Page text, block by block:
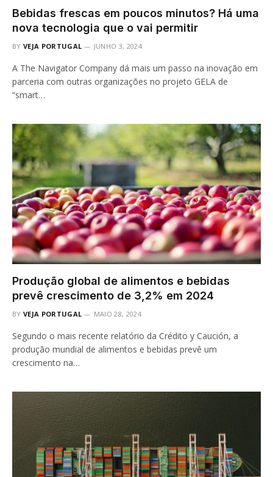
Bebidas frescas em poucos minutos? Há uma
nova tecnologia que o vai permitir
BY VEJA PORTUGAL JUNHO 3, 2024
A The Navigator Company dá mais um passo na inovação em
parceria com outras organizações no projeto GELA de
“smart…
Produção global de alimentos e bebidas
prevê crescimento de 3,2% em 2024
BY VEJA PORTUGAL MAIO 28, 2024
Segundo o mais recente relatório da Crédito y Caución, a
produção mundial de alimentos e bebidas prevê um
crescimento na…